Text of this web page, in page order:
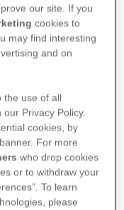
our site. If you
cookies to
may find interesting
and on
the use of all
Privacy Policy.
cookies, by
For more
who drop cookies
or to withdraw your
To learn
please